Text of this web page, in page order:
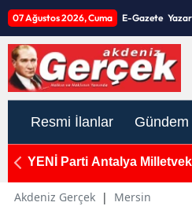
07 Ağustos 2026, Cuma E-Gazete
Resmi İlanlar Gündem
YENİ Parti Antalya
domino etkisi oluşturuyor”
Akdeniz Gerçek | Mersin